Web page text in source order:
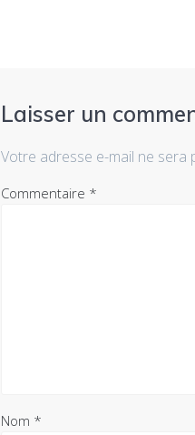
Laisser un
Votre adresse e-mail ne sera
Commentaire *
Nom *